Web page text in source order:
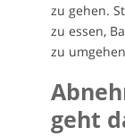
zu gehen.
zu essen,
zu
geht